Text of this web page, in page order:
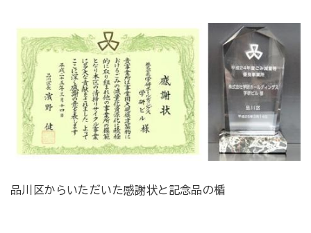
品川区からいただいた感謝状と記念品の楯